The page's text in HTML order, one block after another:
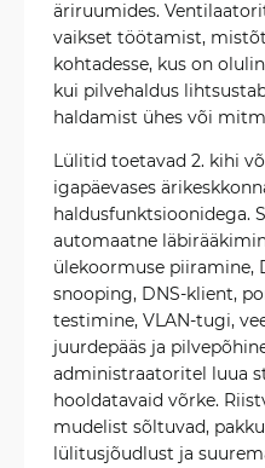
äriruumides.
vaikset töötamist,
kohtadesse, kus on
kui pilvehaldus
haldamist ühes või
Lülitid toetavad 2. kihi
igapäevases
haldusfunktsioonidega.
automaatne
ülekoormuse piiramine,
snooping, DNS-klient,
testimine, VLAN-tugi,
juurdepääs ja
administraatoritel luua
hooldatavaid võrke.
mudelist sõltuvad,
lülitusjõudlust ja